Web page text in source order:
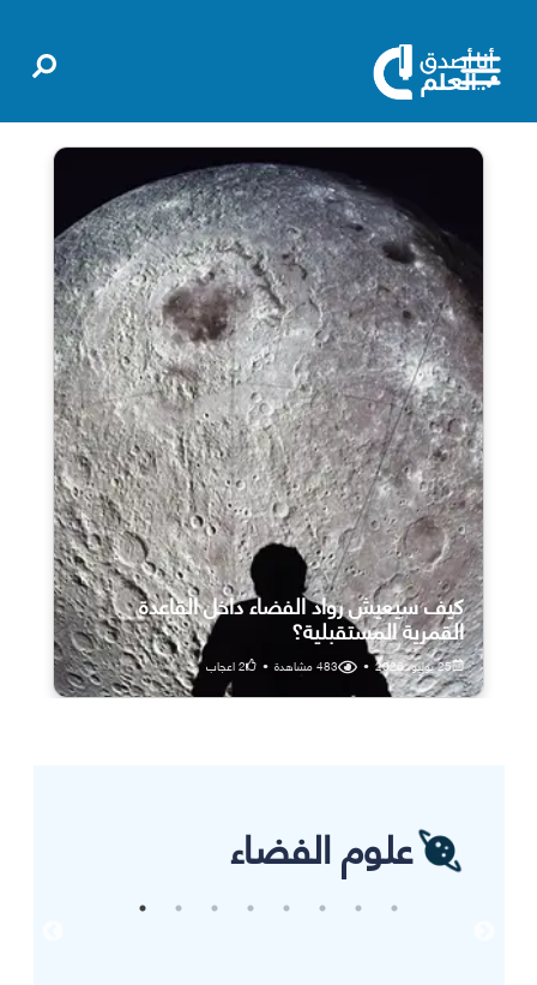
كيف سيعيش رواد الفضاء داخل القاعدة
القمرية المستقبلية؟
25 يوليو، 2026 •
483مشاهدة •
2اعجاب
علوم الفضاء